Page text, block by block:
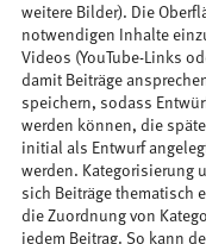
weitere Bilder). Die
notwendigen Inhalte
Videos (YouTube-Links
damit Beiträge
speichern, sodass
werden können, die
initial als Entwurf
werden. Kategorisierung
sich Beiträge thematisch
die Zuordnung von
jedem Beitrag. So kann